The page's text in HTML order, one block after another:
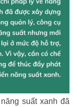
suất xanh đã